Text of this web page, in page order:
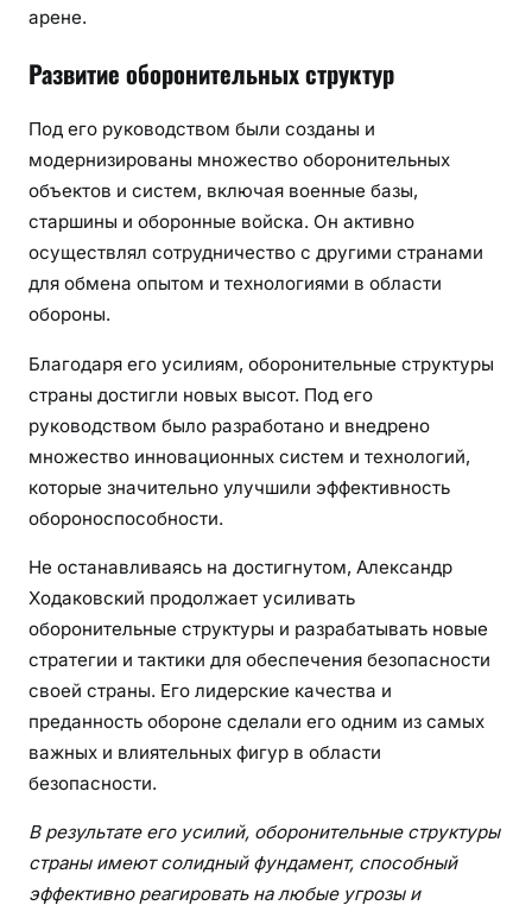
арене.
Развитие оборонительных структур
Под его руководством были созданы и
модернизированы множество оборонительных
объектов и систем, включая военные базы,
старшины и оборонные войска. Он активно
осуществлял сотрудничество с другими странами
для обмена опытом и технологиями в области
обороны.
Благодаря его усилиям, оборонительные структуры
страны достигли новых высот. Под его
руководством было разработано и внедрено
множество инновационных систем и технологий,
которые значительно улучшили эффективность
обороноспособности.
Не останавливаясь на достигнутом, Александр
Ходаковский продолжает усиливать
оборонительные структуры и разрабатывать новые
стратегии и тактики для обеспечения безопасности
своей страны. Его лидерские качества и
преданность обороне сделали его одним из самых
важных и влиятельных фигур в области
безопасности.
В результате его усилий, оборонительные структуры
страны имеют солидный фундамент, способный
эффективно реагировать на любые угрозы и